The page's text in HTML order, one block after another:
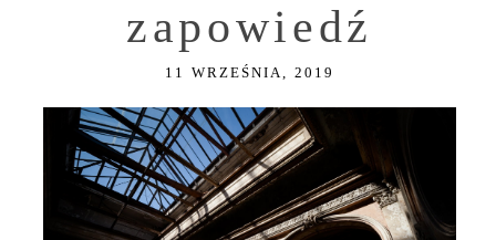
zapowiedź
11 WRZEŚNIA, 2019